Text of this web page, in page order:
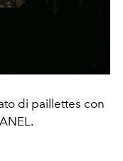
di paillettes con